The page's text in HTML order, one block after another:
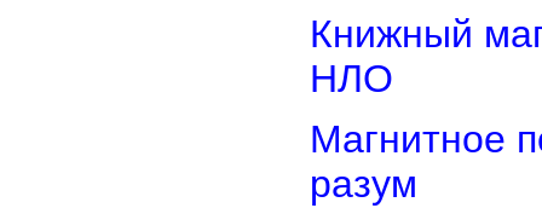
Книжный
НЛО
Магнитное
разум